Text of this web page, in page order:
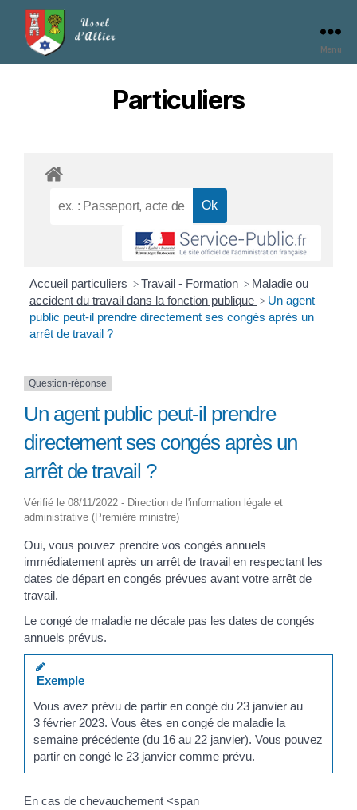
Menu
Particuliers
Accueil particuliers > Travail - Formation > Maladie ou
accident du travail dans la fonction publique > Un agent
public peut-il prendre directement ses congés après un
arrêt de travail ?
Question-réponse
Un agent public peut-il prendre
directement ses congés après un
arrêt de travail ?
Vérifié le 08/11/2022 - Direction de l'information légale et
administrative (Première ministre)
Oui, vous pouvez prendre vos congés annuels
immédiatement après un arrêt de travail en respectant les
dates de départ en congés prévues avant votre arrêt de
travail.
Le congé de maladie ne décale pas les dates de congés
annuels prévus.
Exemple
Vous avez prévu de partir en congé du 23 janvier au
3 février 2023. Vous êtes en congé de maladie la
semaine précédente (du 16 au 22 janvier). Vous pouvez
partir en congé le 23 janvier comme prévu.
En cas de chevauchement <span